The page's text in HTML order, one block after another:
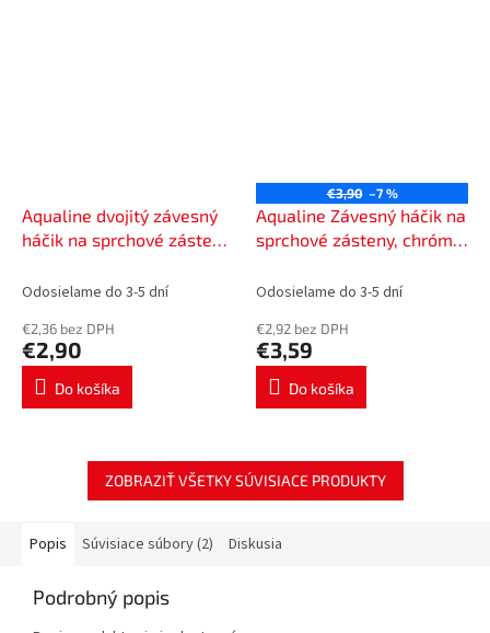
Aqualine dvojitý závesný
háčik na sprchové zásteny
Odosielame do 3-5 dní
€2,36 bez DPH
€2,90
Do košíka
€3,90 –7 %
Aqualine Závesný háčik na
sprchové zásteny, chróm
Odosielame do 3-5 dní
€2,92 bez DPH
€3,59
Do košíka
ZOBRAZIŤ VŠETKY SÚVISIACE PRODUKTY
Popis Súvisiace súbory (2) Diskusia
Podrobný popis